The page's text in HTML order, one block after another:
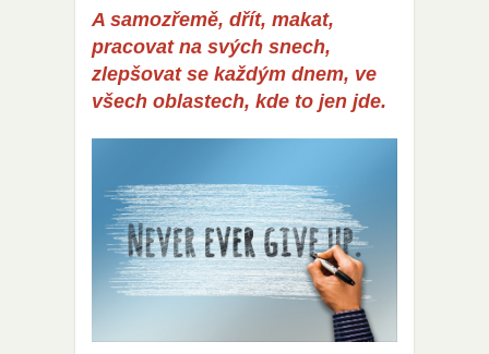
A samozřemě, dřít, makat,
pracovat na svých snech,
zlepšovat se každým dnem, ve
všech oblastech, kde to jen jde.